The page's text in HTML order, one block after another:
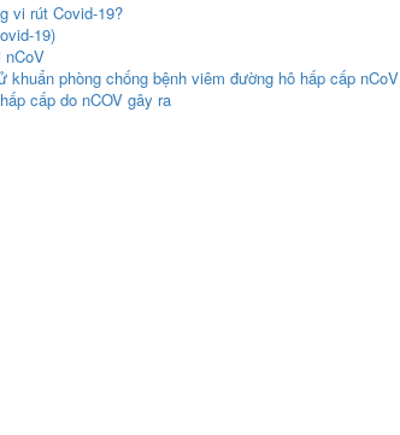
vi rút Covid-19?
19)
nCoV
phòng chống bệnh viêm đường hô hấp cấp nCoV
cấp do nCOV gây ra